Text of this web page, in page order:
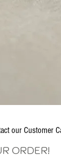
our Customer
ORDER!